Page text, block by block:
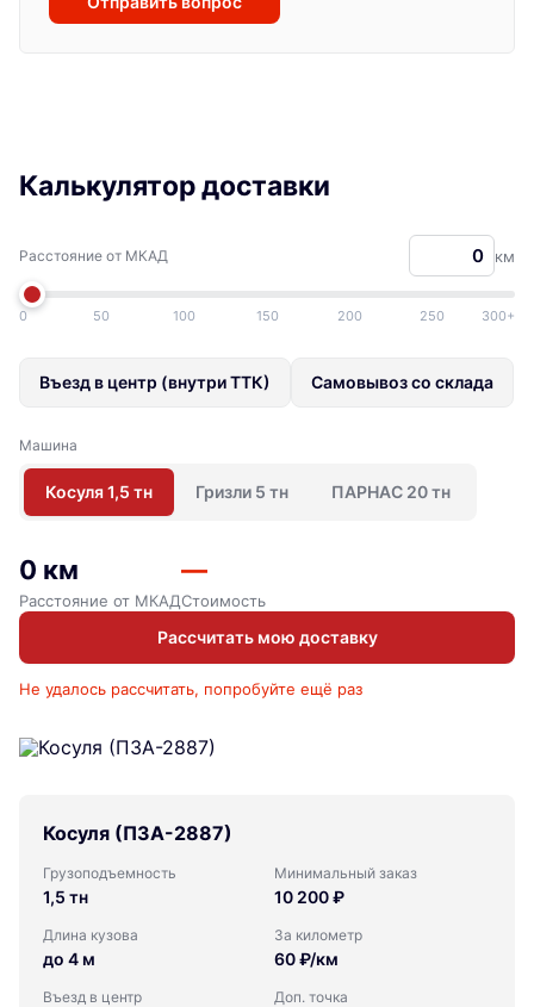
Калькулятор доставки
Расстояние от МКАД км
0 50 100 150 200 250 300+
Въезд в центр (внутри ТТК) Самовывоз со склада
Машина
Косуля 1,5 тн Гризли 5 тн ПАРНАС 20 тн
0 км
Расстояние от МКАД
—
Стоимость
Рассчитать мою доставку
Не удалось рассчитать, попробуйте ещё раз
Косуля (ПЗА-2887)
Грузоподъемность
1,5 тн
Минимальный заказ
10 200 ₽
Длина кузова
до 4 м
За километр
60 ₽/км
Въезд в центр Доп. точка